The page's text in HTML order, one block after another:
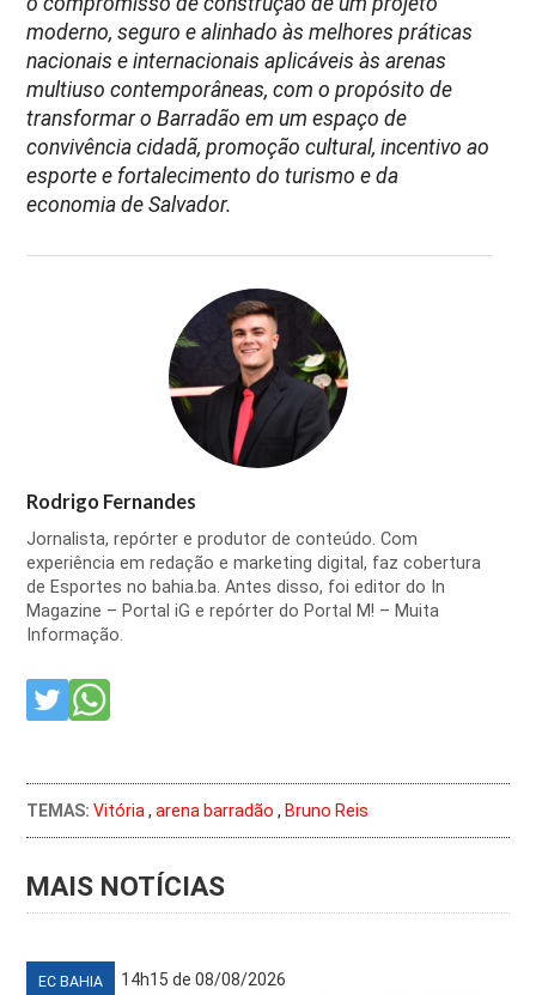
moderno, seguro e alinhado às melhores práticas
nacionais e internacionais aplicáveis às arenas
multiuso contemporâneas, com o propósito de
transformar o Barradão em um espaço de
convivência cidadã, promoção cultural, incentivo ao
esporte e fortalecimento do turismo e da
economia de Salvador.
Rodrigo Fernandes
Jornalista, repórter e produtor de conteúdo. Com
experiência em redação e marketing digital, faz cobertura
de Esportes no bahia.ba. Antes disso, foi editor do In
Magazine – Portal iG e repórter do Portal M! – Muita
Informação.
TEMAS: Vitória ,arena barradão , Bruno Reis
MAIS NOTÍCIAS
EC BAHIA 14h15 de 08/08/2026